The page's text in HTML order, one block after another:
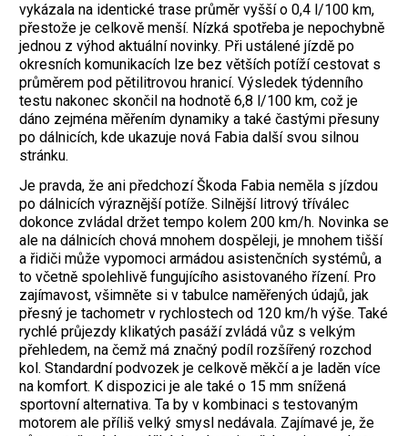
vykázala na identické trase průměr vyšší o 0,4 l/100 km,
přestože je celkově menší. Nízká spotřeba je nepochybně
jednou z výhod aktuální novinky. Při ustálené jízdě po
okresních komunikacích lze bez větších potíží cestovat s
průměrem pod pětilitrovou hranicí. Výsledek týdenního
testu nakonec skončil na hodnotě 6,8 l/100 km, což je
dáno zejména měřením dynamiky a také častými přesuny
po dálnicích, kde ukazuje nová Fabia další svou silnou
stránku.
Je pravda, že ani předchozí Škoda Fabia neměla s jízdou
po dálnicích výraznější potíže. Silnější litrový tříválec
dokonce zvládal držet tempo kolem 200 km/h. Novinka se
ale na dálnicích chová mnohem dospěleji, je mnohem tišší
a řidiči může vypomoci armádou asistenčních systémů, a
to včetně spolehlivě fungujícího asistovaného řízení. Pro
zajímavost, všimněte si v tabulce naměřených údajů, jak
přesný je tachometr v rychlostech od 120 km/h výše. Také
rychlé průjezdy klikatých pasáží zvládá vůz s velkým
přehledem, na čemž má značný podíl rozšířený rozchod
kol. Standardní podvozek je celkově měkčí a je laděn více
na komfort. K dispozici je ale také o 15 mm snížená
sportovní alternativa. Ta by v kombinaci s testovaným
motorem ale příliš velký smysl nedávala. Zajímavé je, že